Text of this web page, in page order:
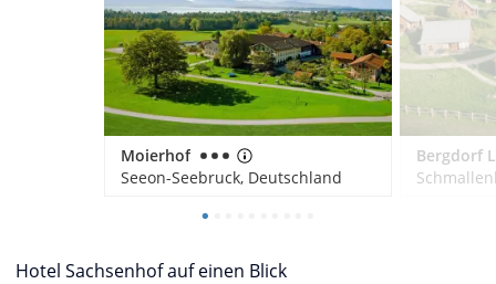
Moierhof
Seeon-Seebruck, Deutschland
Hotel Sachsenhof auf einen Blick